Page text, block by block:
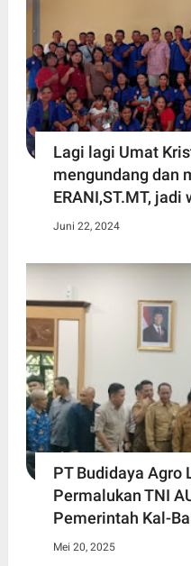
Lagi lagi Umat
mengundang dan
ERANI,ST.MT,
Juni 22, 2024
PT Budidaya Agro
Permalukan TNI
Pemerintah Kal-
Mei 20, 2025